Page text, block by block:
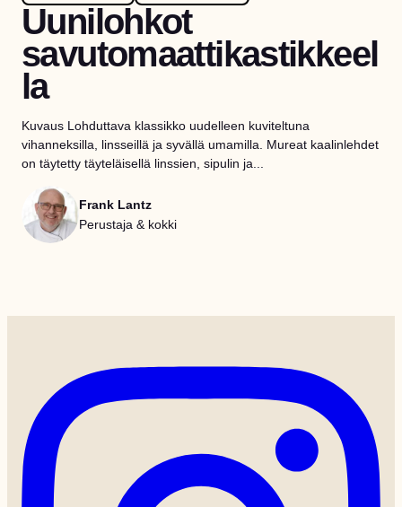
Uunilohkot
savutomaattikastikkeel
la
Kuvaus Lohduttava klassikko uudelleen kuviteltuna
vihanneksilla, linsseillä ja syvällä umamilla. Mureat kaalinlehdet
on täytetty täyteläisellä linssien, sipulin ja...
Frank Lantz
Perustaja & kokki